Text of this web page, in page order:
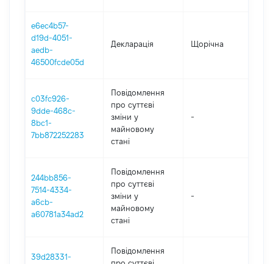
e6ec4b57-
d19d-4051-
aedb-
46500fcde05d
Декларація Щорічна
c03fc926-
9dde-468c-
8bc1-
7bb872252283
Повідомлення
про суттєві
зміни y
майновому
стані
-
244bb856-
7514-4334-
a6cb-
a60781a34ad2
Повідомлення
про суттєві
зміни y
майновому
стані
-
39d28331-
Повідомлення